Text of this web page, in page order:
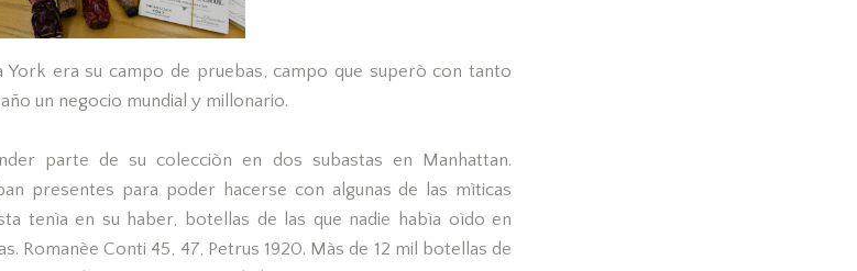
York era su campo de pruebas, campo que superò con tanto
un negocio mundial y millonario.
parte de su colecciòn en dos subastas en Manhattan.
presentes para poder hacerse con algunas de las mìticas
tenìa en su haber, botellas de las que nadie habìa oìdo en
Romanèe Conti 45, 47, Petrus 1920. Màs de 12 mil botellas de